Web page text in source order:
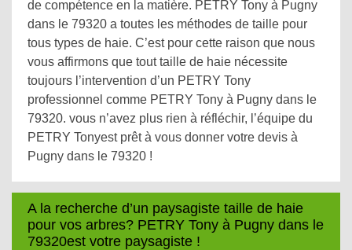
de compétence en la matière. PETRY Tony à Pugny
dans le 79320 a toutes les méthodes de taille pour
tous types de haie. C’est pour cette raison que nous
vous affirmons que tout taille de haie nécessite
toujours l’intervention d’un PETRY Tony
professionnel comme PETRY Tony à Pugny dans le
79320. vous n’avez plus rien à réfléchir, l’équipe du
PETRY Tonyest prêt à vous donner votre devis à
Pugny dans le 79320 !
A la recherche d’un paysagiste taille de haie
pour vos arbres? PETRY Tony à Pugny dans le
79320est votre paysagiste !